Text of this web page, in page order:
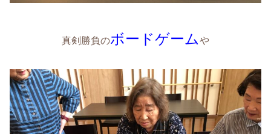
真剣勝負のボードゲームや